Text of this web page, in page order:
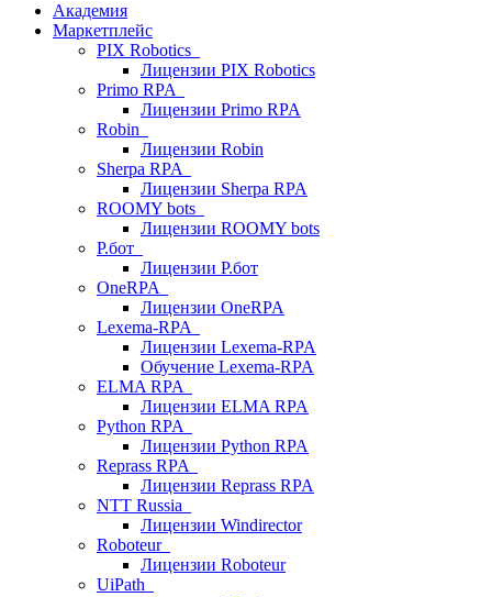
Академия
Маркетплейс
PIX Robotics
Лицензии PIX Robotics
Primo RPA
Лицензии Primo RPA
Robin
Лицензии Robin
Sherpa RPA
Лицензии Sherpa RPA
ROOMY bots
Лицензии ROOMY bots
Р.бот
Лицензии Р.бот
OneRPA
Лицензии OneRPA
Lexema-RPA
Лицензии Lexema-RPA
Обучение Lexema-RPA
ELMA RPA
Лицензии ELMA RPA
Python RPA
Лицензии Python RPA
Reprass RPA
Лицензии Reprass RPA
NTT Russia
Лицензии Windirector
Roboteur
Лицензии Roboteur
UiPath